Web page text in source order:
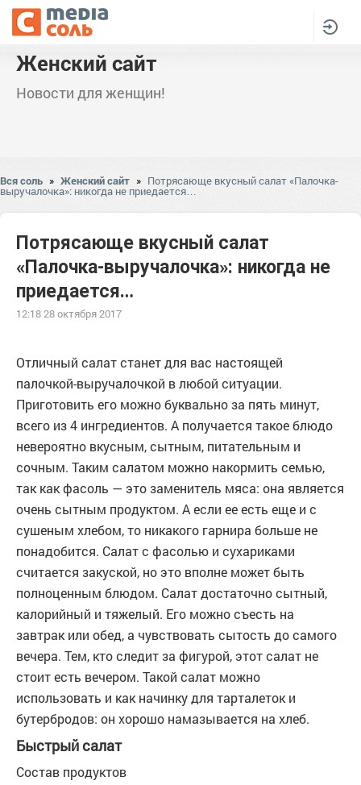
Женский сайт
Новости для женщин!
Вся соль » Женский сайт » Потрясающе вкусный салат «Палочка-
выручалочка»: никогда не приедается…
Потрясающе вкусный салат
«Палочка-выручалочка»: никогда не
приедается…
12:18 28 октября 2017
Отличный салат станет для вас настоящей
палочкой-выручалочкой в любой ситуации.
Приготовить его можно буквально за пять минут,
всего из 4 ингредиентов. А получается такое блюдо
невероятно вкусным, сытным, питательным и
сочным. Таким салатом можно накормить семью,
так как фасоль — это заменитель мяса: она является
очень сытным продуктом. А если ее есть еще и с
сушеным хлебом, то никакого гарнира больше не
понадобится. Салат с фасолью и сухариками
считается закуской, но это вполне может быть
полноценным блюдом. Салат достаточно сытный,
калорийный и тяжелый. Его можно съесть на
завтрак или обед, а чувствовать сытость до самого
вечера. Тем, кто следит за фигурой, этот салат не
стоит есть вечером. Такой салат можно
использовать и как начинку для тарталеток и
бутербродов: он хорошо намазывается на хлеб.
Быстрый салат
Состав продуктов